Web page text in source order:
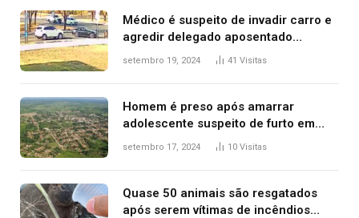
Médico é suspeito de invadir carro e
agredir delegado aposentado
durante confusão no trânsito
setembro 19, 2024 41 Visitas
Homem é preso após amarrar
adolescente suspeito de furto em
estaca de cerca e agredi-lo
setembro 17, 2024 10 Visitas
Quase 50 animais são resgatados
após serem vítimas de incêndios